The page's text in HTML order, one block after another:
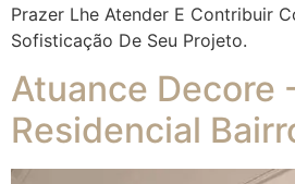
Prazer Lhe Atender E Contribuir
Sofisticação De Seu Projeto.
Atuance Decore
Residencial